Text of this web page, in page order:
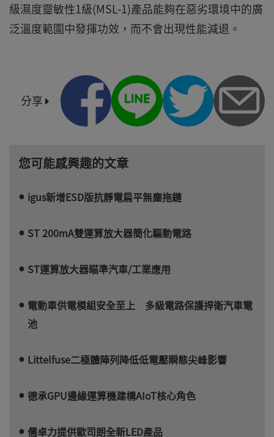
級濕度靈敏性1級(MSL-1)產品能夠在惡劣環境中的廣
泛溫度範圍中發揮功效，而不會出現性能減退。
分享
您可能感興趣的文章
igus新增ESD版抗靜電扁平無塵拖鏈
ST 200mA雙運算放大器簡化驅動電路
ST運算放大器瞄準汽車/工業應用
電動車供電模組安全至上 多級電路保護捍衛汽車電
池
Littelfuse二極體陣列降低低電壓瞬態尖峰影響
德承GPU邊緣運算機建構AIoT核心角色
儒卓力提供歐司朗全新LED產品